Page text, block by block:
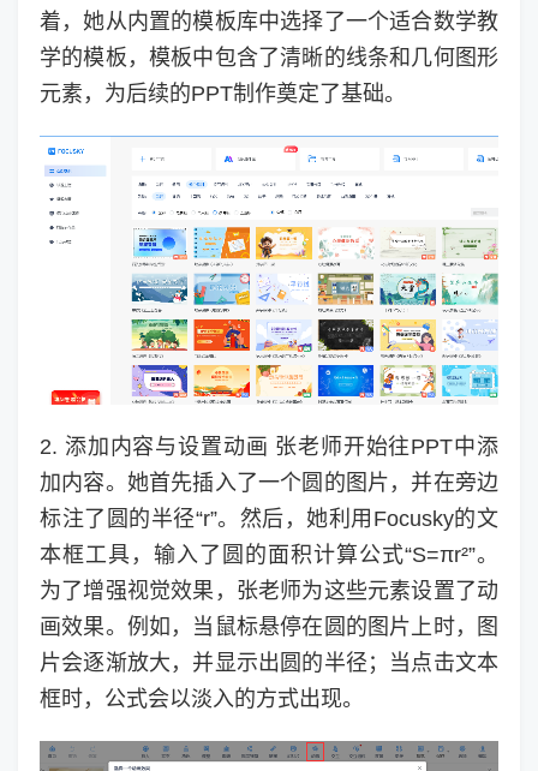
着，她从内置的模板库中选择了一个适合数学教
学的模板，模板中包含了清晰的线条和几何图形
元素，为后续的PPT制作奠定了基础。
2. 添加内容与设置动画 张老师开始往PPT中添
加内容。她首先插入了一个圆的图片，并在旁边
标注了圆的半径“r”。然后，她利用Focusky的文
本框工具，输入了圆的面积计算公式“S=πr²”。
为了增强视觉效果，张老师为这些元素设置了动
画效果。例如，当鼠标悬停在圆的图片上时，图
片会逐渐放大，并显示出圆的半径；当点击文本
框时，公式会以淡入的方式出现。